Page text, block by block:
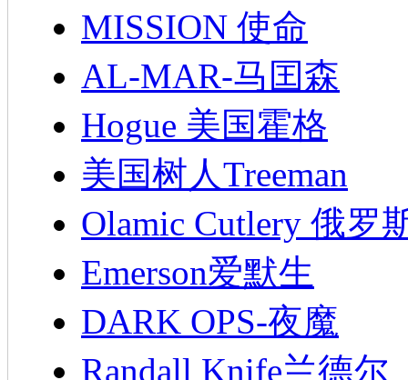
MISSION 使命
AL-MAR-马囯森
Hogue 美国霍格
美国树人Treeman
Olamic Cutlery 俄罗
Emerson爱默生
DARK OPS-夜魔
Randall Knife兰德尔